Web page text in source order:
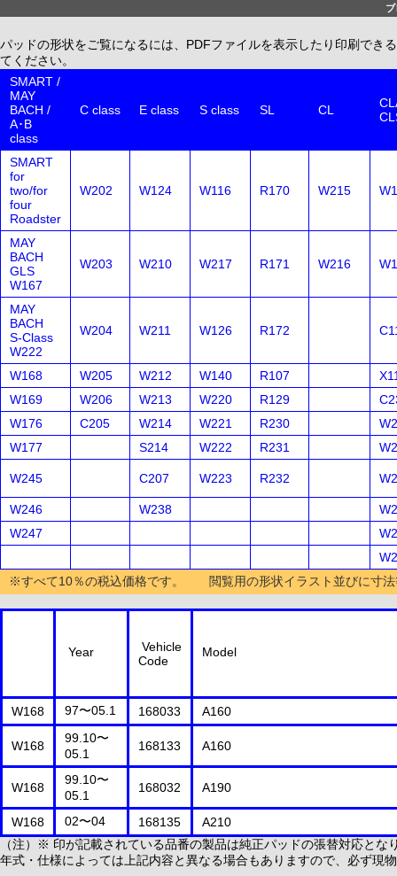
パッドの形状をご覧になるには、PDFファイルを表示したり印刷でき
てください。
SMART /
MAY
BACH /
A･B
class
C class E class S class SL CL
SMART
for
two/for
four
Roadster
W202 W124 W116 R170 W215
MAY
BACH
GLS
W167
W203 W210 W217 R171 W216
MAY
BACH
S-Class
W222
W204 W211 W126 R172
W168 W205 W212 W140 R107
W169
W206 W213 W220 R129
W176
C205 W214 W221 R230
W177
S214 W222 R231
W245 C207 W223 R232
W246 W238
W247
※すべて10％の税込価格です。 閲覧用の形状イラスト並びに寸法
Year
Vehicle
Code
Model
W168 97〜05.1 168033 A160
W168
99.10〜
05.1
168133 A160
W168
99.10〜
05.1
168032 A190
W168 02〜04 168135
A210
（注）※ 印が記載されている品番の製品は純正パッドの張替対応とな
年式・仕様によっては上記内容と異なる場合もありますので、必ず現